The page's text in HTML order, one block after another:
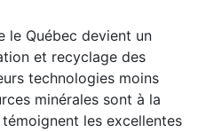
le Québec devient un
et recyclage des
technologies moins
minérales sont à la
les excellentes